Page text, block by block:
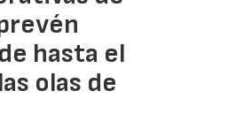
hasta el
olas de